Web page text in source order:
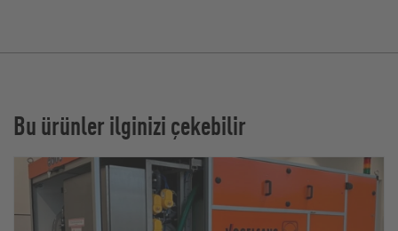
Bu ürünler ilginizi çekebilir